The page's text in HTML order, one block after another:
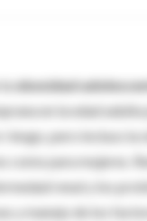
laobesidad
en la edad
riesgo, pero incluso
como para mujeres.
renal y los
y manejo de los